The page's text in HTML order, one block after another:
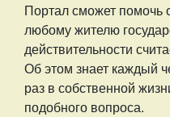
Портал сможет помочь
любому жителю
действительности
Об этом знает каждый
раз в собственной
подобного вопроса.